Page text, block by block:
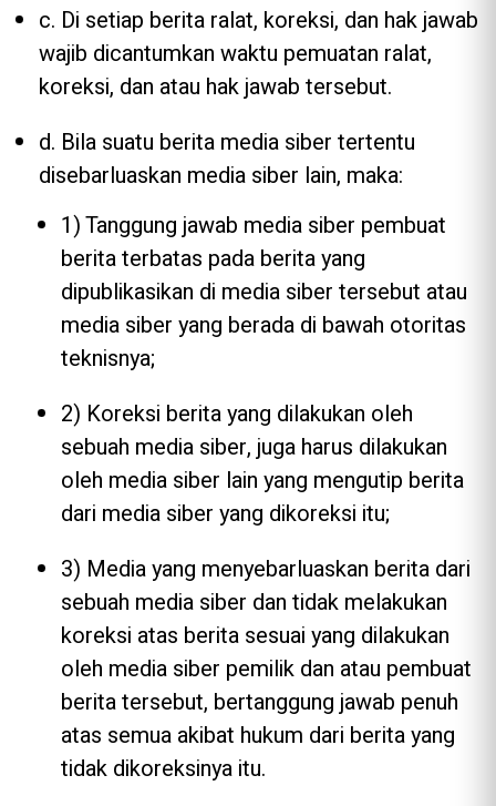
c. Di setiap berita ralat, koreksi, dan hak jawab
wajib dicantumkan waktu pemuatan ralat,
koreksi, dan atau hak jawab tersebut.
d. Bila suatu berita media siber tertentu
disebarluaskan media siber lain, maka:
1) Tanggung jawab media siber pembuat
berita terbatas pada berita yang
dipublikasikan di media siber tersebut atau
media siber yang berada di bawah otoritas
teknisnya;
2) Koreksi berita yang dilakukan oleh
sebuah media siber, juga harus dilakukan
oleh media siber lain yang mengutip berita
dari media siber yang dikoreksi itu;
3) Media yang menyebarluaskan berita dari
sebuah media siber dan tidak melakukan
koreksi atas berita sesuai yang dilakukan
oleh media siber pemilik dan atau pembuat
berita tersebut, bertanggung jawab penuh
atas semua akibat hukum dari berita yang
tidak dikoreksinya itu.